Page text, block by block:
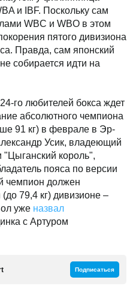
и IBF. Поскольку сам
WBC и WBO в этом
пятого дивизиона
Правда, сам японский
собирается идти на
го любителей бокса ждет
абсолютного чемпиона
91 кг) в феврале в Эр-
Усик, владеющий
"Цыганский король",
пояса по версии
чемпион должен
79,4 кг) дивизионе –
уже назвал
с Артуром
Подписаться